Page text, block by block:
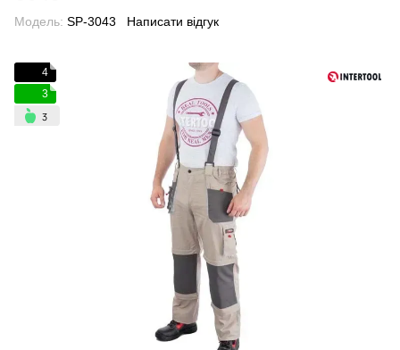
Модель: SP-3043 Написати відгук
4
3